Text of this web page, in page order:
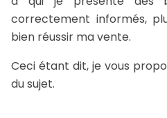
correctement informés,
bien réussir ma vente.
Ceci étant dit, je vous
du sujet.